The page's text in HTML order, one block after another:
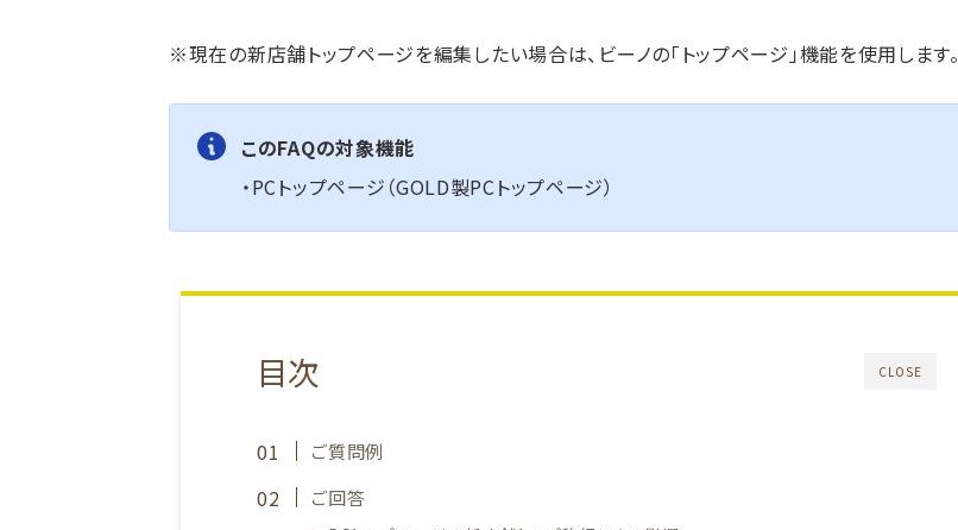
※現在の新店舗トップページを編集したい場合は、ビーノの「トップページ」機能を使用します。
このFAQの対象機能
・PCトップページ（GOLD製PCトップページ）
CLOSE
目次
ご質問例
ご回答